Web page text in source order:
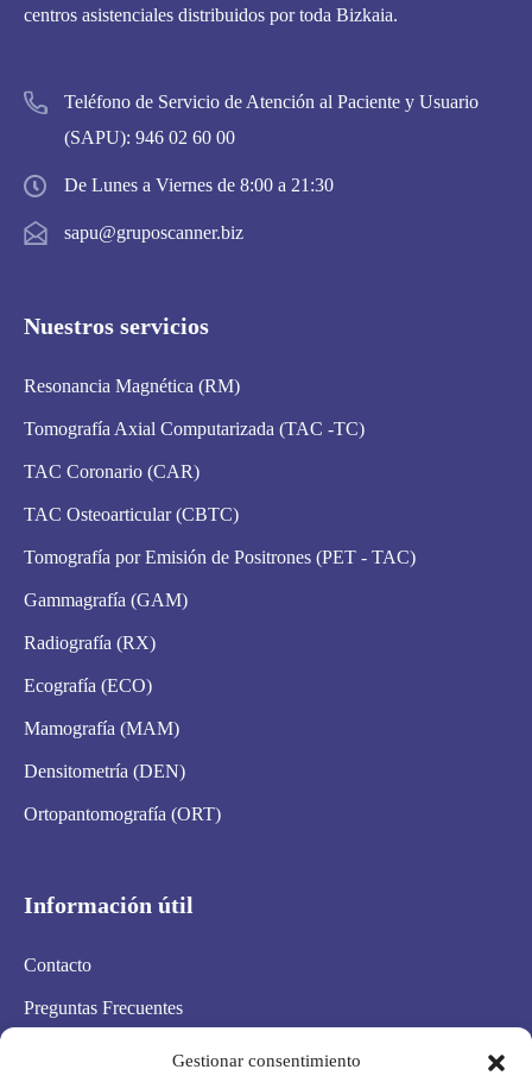
Gestionar consentimiento
centros asistenciales distribuidos por toda Bizkaia.
Teléfono de Servicio de Atención al Paciente y Usuario
(SAPU): 946 02 60 00
De Lunes a Viernes de 8:00 a 21:30
sapu@gruposcanner.biz
Nuestros servicios
Resonancia Magnética (RM)
Tomografía Axial Computarizada (TAC -TC)
TAC Coronario (CAR)
TAC Osteoarticular (CBTC)
Tomografía por Emisión de Positrones (PET - TAC)
Gammagrafía (GAM)
Radiografía (RX)
Ecografía (ECO)
Mamografía (MAM)
Densitometría (DEN)
Ortopantomografía (ORT)
Información útil
Contacto
Preguntas Frecuentes